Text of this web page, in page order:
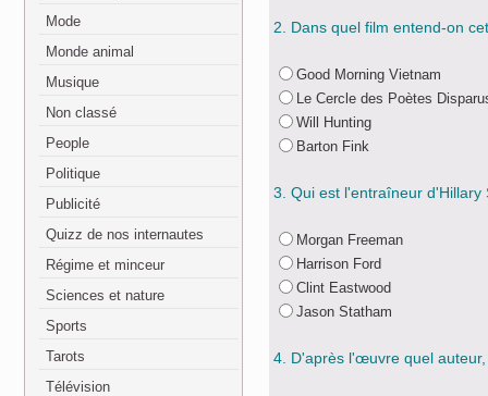
Mode
Monde animal
Musique
Non classé
People
Politique
Publicité
Quizz de nos internautes
Régime et minceur
Sciences et nature
Sports
Tarots
Télévision
2. Dans quel film entend-on
Good Morning Vietnam
Le Cercle des Poètes
Will Hunting
Barton Fink
3. Qui est l'entraîneur
Morgan Freeman
Harrison Ford
Clint Eastwood
Jason Statham
4. D'après l'œuvre quel